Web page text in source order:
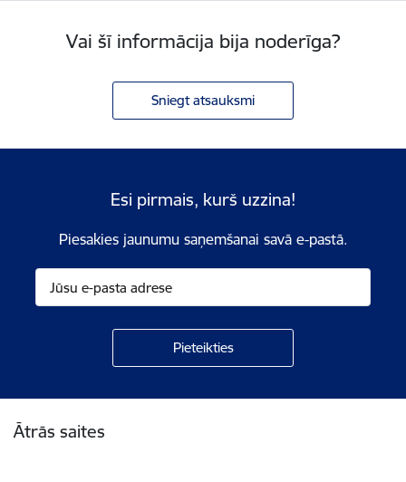
Vai šī informācija bija noderīga?
Sniegt atsauksmi
Esi pirmais, kurš uzzina!
Piesakies jaunumu saņemšanai savā e-pastā.
Ātrās saites